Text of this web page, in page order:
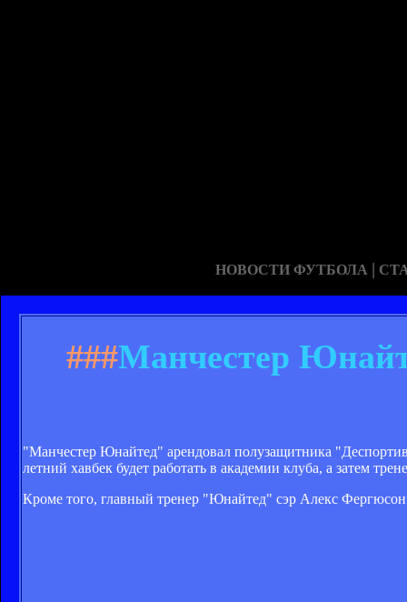
НОВОСТИ ФУТБОЛА |
###Манчестер
"Манчестер Юнайтед" арендовал полузащитника
летний хавбек будет работать в академии клуба, а затем
Кроме того, главный тренер "Юнайтед" сэр Алекс